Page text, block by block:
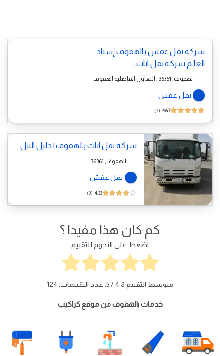
شركة نقل عفش بالهفوف إسناد
العالم شركة نقل اثاث...
الهفوف, ‎ 36361, التعاون الفاضلية الهفوف
نقل عفش
4.67
3
شركة نقل اثاث بالهفوف | دليل النيل
الهفوف, 36361
نقل عفش
4.33
3
كم كان هذا مفيدا ؟
اضغط على النجوم للتقييم
متوسط التقييم 4.8 / 5. عدد التقييمات: 124
خدمات بالهفوف من موقع كراكيب